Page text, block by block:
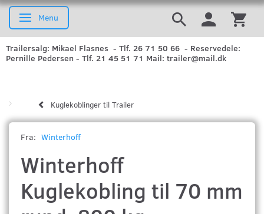
Skifte navigation
Menu
Trailersalg: Mikael Flasnes - Tlf. 26 71 50 66 - Reservedele:
Pernille Pedersen - Tlf. 21 45 51 71 Mail: trailer@mail.dk
Kuglekoblinger til Trailer
Fra: Winterhoff
Winterhoff
Kuglekobling til 70 mm